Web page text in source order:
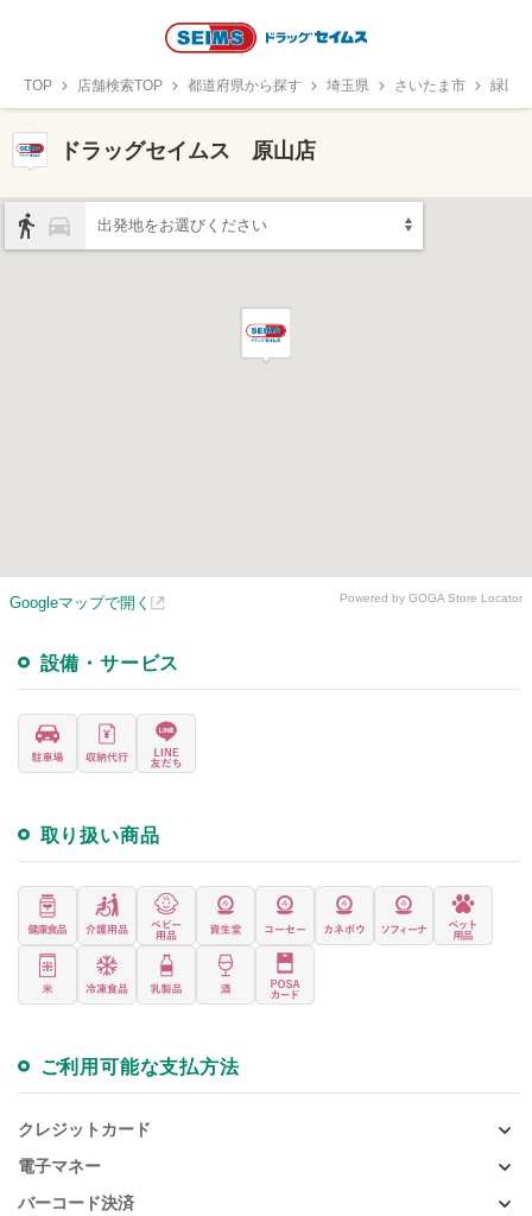
TOP 店舗検索TOP 都道府県から探す 埼玉県 さいたま市 緑区
ドラッグセイムス 原山店
出発地をお選びください
Googleマップで開く Powered by GOGA Store Locator
設備・サービス
取り扱い商品
ご利用可能な支払方法
クレジットカード
電子マネー
バーコード決済